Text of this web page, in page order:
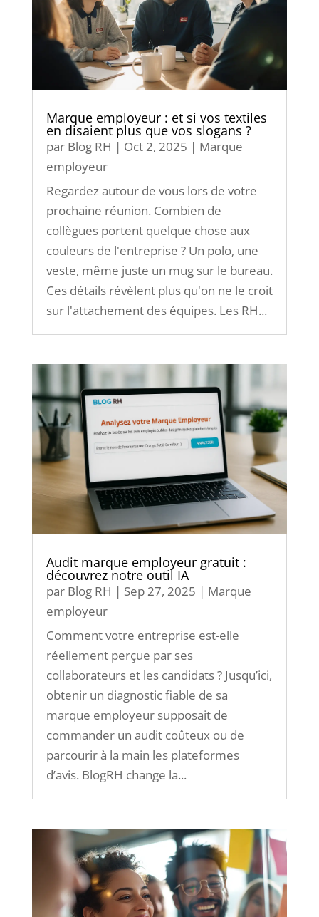
Marque employeur : et si vos textiles
en disaient plus que vos slogans ?
par Blog RH | Oct 2, 2025 | Marque
employeur
Regardez autour de vous lors de votre
prochaine réunion. Combien de
collègues portent quelque chose aux
couleurs de l'entreprise ? Un polo, une
veste, même juste un mug sur le bureau.
Ces détails révèlent plus qu'on ne le croit
sur l'attachement des équipes. Les RH...
Audit marque employeur gratuit :
découvrez notre outil IA
par Blog RH | Sep 27, 2025 | Marque
employeur
Comment votre entreprise est-elle
réellement perçue par ses
collaborateurs et les candidats ? Jusqu’ici,
obtenir un diagnostic fiable de sa
marque employeur supposait de
commander un audit coûteux ou de
parcourir à la main les plateformes
d’avis. BlogRH change la...